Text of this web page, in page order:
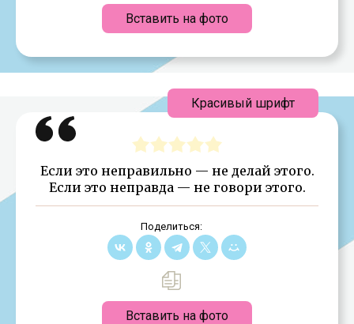
Вставить на фото
Если это неправильно — не делай этого.
Если это неправда — не говори этого.
Поделиться:
Вставить на фото
Красивый шрифт